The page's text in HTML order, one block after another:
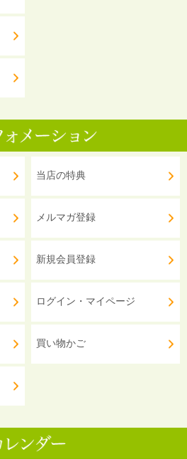
当店の特典
メルマガ登録
新規会員登録
ログイン・マイページ
買い物かご